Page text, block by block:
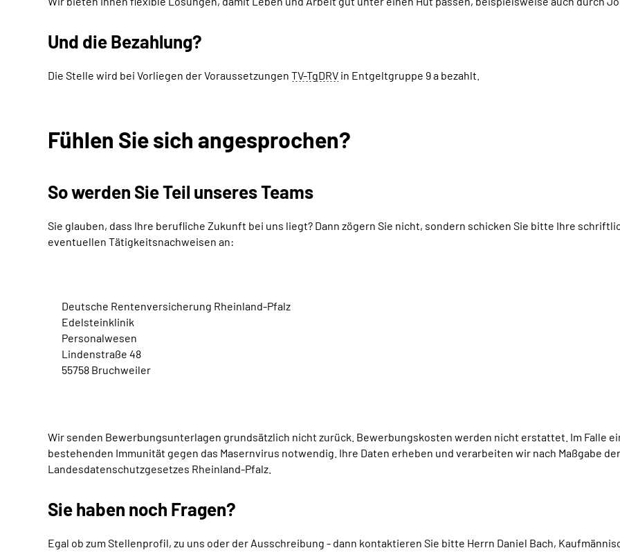
Und die Bezahlung?
Die Stelle wird bei Vorliegen der Voraussetzungen TV-TgDRV in Entgeltgruppe 9 a bezahlt.
Fühlen Sie sich angesprochen?
So werden Sie Teil unseresTeams
Sie glauben, dass Ihre berufliche Zukunft bei uns liegt? Dann zögern Sie nicht, sondern schicken Sie bitte Ihre
eventuellen Tätigkeitsnachweisen an:
Deutsche Rentenversicherung Rheinland-Pfalz
Edelsteinklinik
Personalwesen
Lindenstraße 48
55758 Bruchweiler
Wir senden Bewerbungsunterlagen grundsätzlich nicht zurück. Bewerbungskosten werden nicht erstattet. Im Falle
bestehenden Immunität gegen das Masernvirus notwendig. Ihre Daten erheben und verarbeiten wir nach Maßgabe der
Landesdatenschutzgesetzes Rheinland-Pfalz.
Sie haben noch Fragen?
Egal ob zum Stellenprofil, zu uns oder der Ausschreibung - dann kontaktieren Sie bitte Herrn Daniel Bach,